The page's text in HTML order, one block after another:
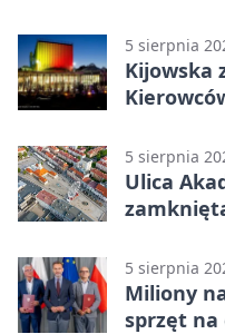
5 sierpnia
Kijowska
5 sierpnia
Ulica
5 sierpnia
Miliony
sprzęt na